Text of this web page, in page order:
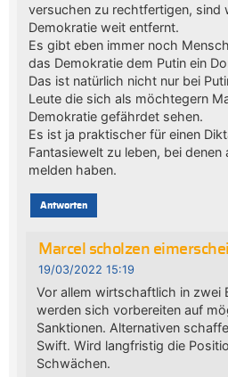
versuchen zu rechtfertigen, sind
Demokratie weit entfernt.
Es gibt eben immer noch
das Demokratie dem Putin ein
Das ist natürlich nicht nur bei
Leute die sich als möchtegern
Demokratie gefährdet sehen.
Es ist ja praktischer für einen
Fantasiewelt zu leben, bei denen
melden haben.
Antworten
Marcel scholzen
19/03/2022 15:19
Vor allem wirtschaftlich in zwei
werden sich vorbereiten auf
Sanktionen. Alternativen
Swift. Wird langfristig die
Schwächen.